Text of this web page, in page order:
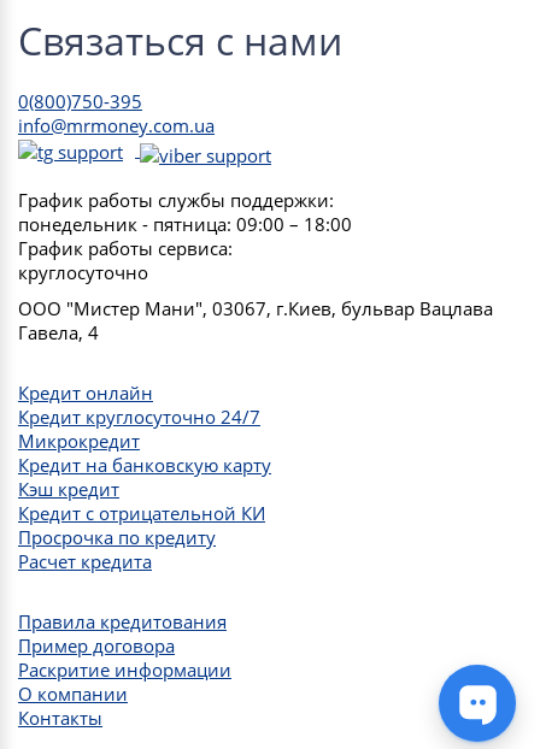
Связаться с нами
0(800)750-395
info@mrmoney.com.ua
График работы службы поддержки:
понедельник - пятница: 09:00 – 18:00
График работы сервиса:
круглосуточно
ООО "Мистер Мани", 03067, г.Киев, бульвар Вацлава
Гавела, 4
Кредит онлайн
Кредит круглосуточно 24/7
Микрокредит
Кредит на банковскую карту
Кэш кредит
Кредит с отрицательной КИ
Просрочка по кредиту
Расчет кредита
Правила кредитования
Пример договора
Раскритие информации
О компании
Контакты